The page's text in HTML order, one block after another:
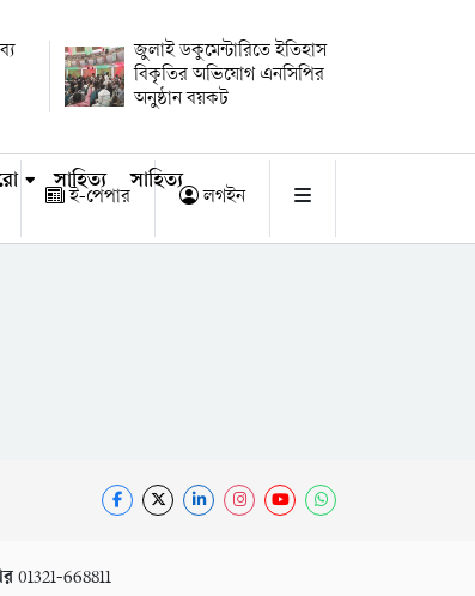
জুলাই ডকুমেন্টারিতে ইতিহাস
বিকৃতির অভিযোগ এনসিপির
অনুষ্ঠান বয়কট
সাহিত্য সাহিত্য
ই-পেপার লগইন
01321-668811